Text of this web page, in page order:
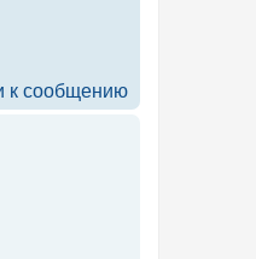
к сообщению